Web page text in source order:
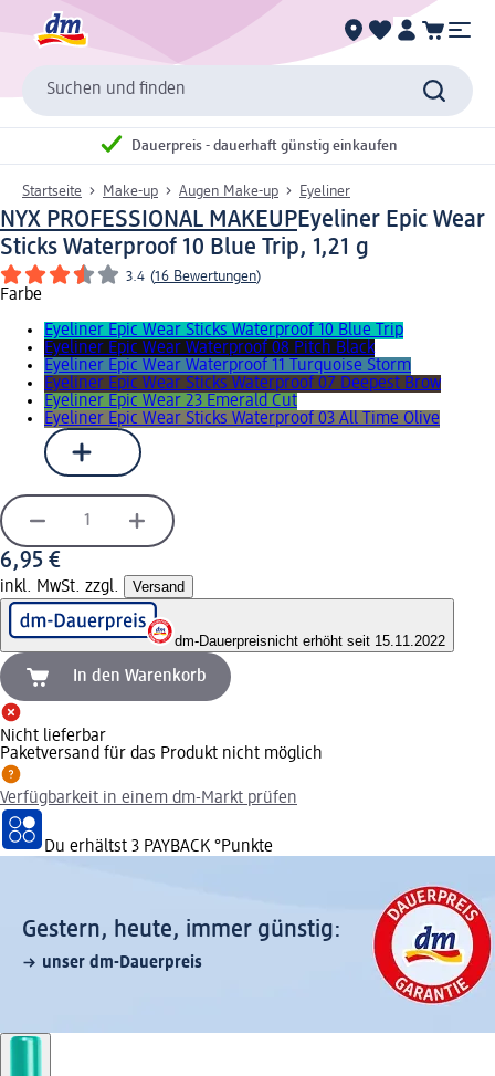
Suchen und finden
Dauerpreis - dauerhaft günstig einkaufen
Startseite Make-up Augen Make-up Eyeliner
NYX PROFESSIONAL MAKEUPEyeliner Epic Wear
Sticks Waterproof 10 Blue Trip, 1,21 g
3.4 (16 Bewertungen)
Farbe
Eyeliner Epic Wear Sticks Waterproof 10 Blue Trip
Eyeliner Epic Wear Waterproof 08 Pitch Black
Eyeliner Epic Wear Waterproof 11 Turquoise Storm
Eyeliner Epic Wear Sticks Waterproof 07 Deepest Brow
Eyeliner Epic Wear 23 Emerald Cut
Eyeliner Epic Wear Sticks Waterproof 03 All Time Olive
6,95 €
inkl. MwSt. zzgl. Versand
dm-Dauerpreisnicht erhöht seit 15.11.2022
In den Warenkorb
Nicht lieferbar
Paketversand für das Produkt nicht möglich
Verfügbarkeit in einem dm-Markt prüfen
Du erhältst 3 PAYBACK °Punkte
Gestern, heute, immer günstig:
unser dm-Dauerpreis